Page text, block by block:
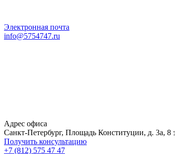
Электронная почта
info@5754747.ru
Адрес офиса
Санкт-Петербург, Площадь Конституции, д. 3а, 8
Получить консультацию
+7 (812) 575 47 47